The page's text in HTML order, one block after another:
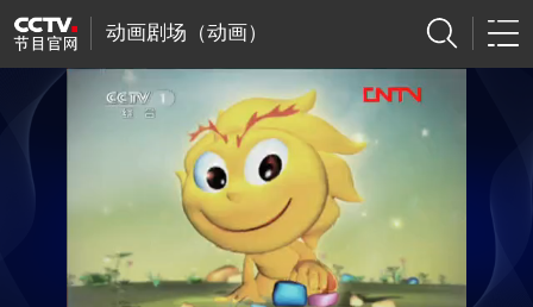
动画剧场（动画）